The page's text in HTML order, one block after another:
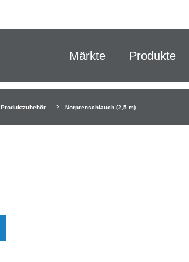
Märkte Produkte
Produktzubehör Norprenschlauch (2,5 m)